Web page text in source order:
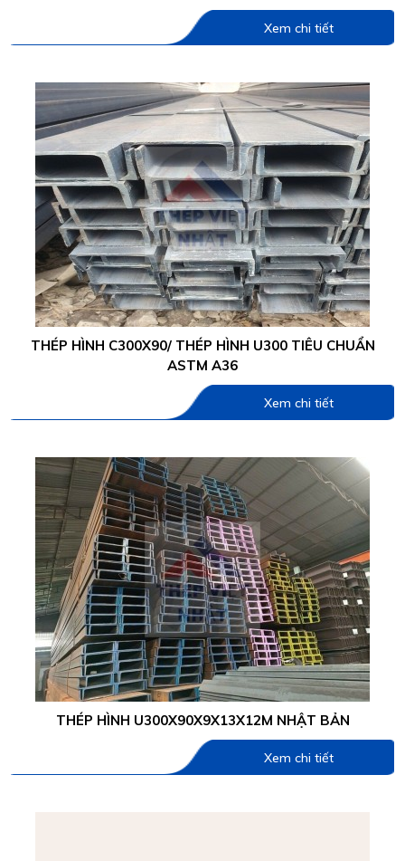
Xem chi tiết
THÉP HÌNH C300X90/ THÉP HÌNH U300 TIÊU CHUẨN
ASTM A36
Xem chi tiết
THÉP HÌNH U300X90X9X13X12M NHẬT BẢN
Xem chi tiết